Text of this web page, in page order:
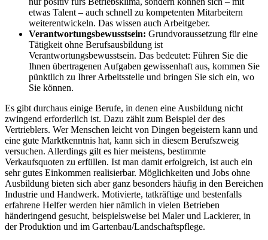
etwas Talent – auch schnell zu kompetenten Mitarbeitern
weiterentwickeln. Das wissen auch Arbeitgeber.
Verantwortungsbewusstsein: Grundvoraussetzung für eine
Tätigkeit ohne Berufsausbildung ist
Verantwortungsbewusstsein. Das bedeutet: Führen Sie die
Ihnen übertragenen Aufgaben gewissenhaft aus, kommen Sie
pünktlich zu Ihrer Arbeitsstelle und bringen Sie sich ein, wo
Sie können.
Es gibt durchaus einige Berufe, in denen eine Ausbildung nicht
zwingend erforderlich ist. Dazu zählt zum Beispiel der des
Vertrieblers. Wer Menschen leicht von Dingen begeistern kann und
eine gute Marktkenntnis hat, kann sich in diesem Berufszweig
versuchen. Allerdings gilt es hier meistens, bestimmte
Verkaufsquoten zu erfüllen. Ist man damit erfolgreich, ist auch ein
sehr gutes Einkommen realisierbar. Möglichkeiten und Jobs ohne
Ausbildung bieten sich aber ganz besonders häufig in den Bereichen
Industrie und Handwerk. Motivierte, tatkräftige und bestenfalls
erfahrene Helfer werden hier nämlich in vielen Betrieben
händeringend gesucht, beispielsweise bei Maler und Lackierer, in
der Produktion und im Gartenbau/Landschaftspflege.